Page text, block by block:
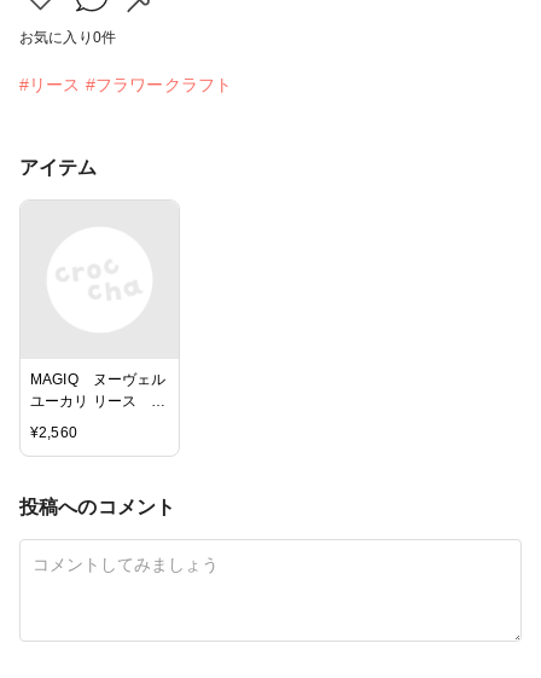
お気に入り 0件
#リース #フラワークラフト
アイテム
MAGIQ ヌーヴェル
ユーカリ リース グ
レイグリーン アー
ティフィシャルフラ
¥2,560
投稿へのコメント